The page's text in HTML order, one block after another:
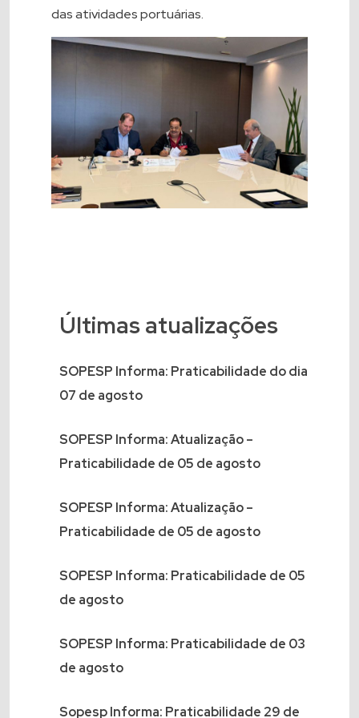
das atividades portuárias.
Últimas atualizações
SOPESP Informa: Praticabilidade do dia
07 de agosto
SOPESP Informa: Atualização –
Praticabilidade de 05 de agosto
SOPESP Informa: Atualização –
Praticabilidade de 05 de agosto
SOPESP Informa: Praticabilidade de 05
de agosto
SOPESP Informa: Praticabilidade de 03
de agosto
Sopesp Informa: Praticabilidade 29 de